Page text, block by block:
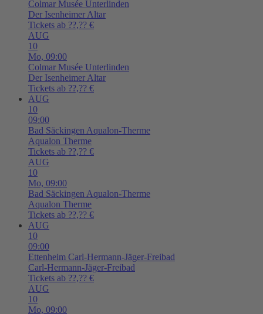
Colmar Musée Unterlinden
Der Isenheimer Altar
Tickets ab ??,?? €
AUG
10
Mo, 09:00
Colmar Musée Unterlinden
Der Isenheimer Altar
Tickets ab ??,?? €
AUG
10
09:00
Bad Säckingen Aqualon-Therme
Aqualon Therme
Tickets ab ??,?? €
AUG
10
Mo, 09:00
Bad Säckingen Aqualon-Therme
Aqualon Therme
Tickets ab ??,?? €
AUG
10
09:00
Ettenheim Carl-Hermann-Jäger-Freibad
Carl-Hermann-Jäger-Freibad
Tickets ab ??,?? €
AUG
10
Mo, 09:00